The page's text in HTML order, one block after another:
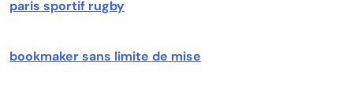
paris sportif rugby
bookmaker sans limite de mise